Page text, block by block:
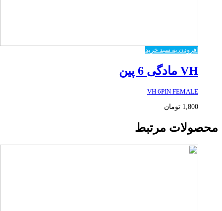
افزودن به سبد خرید
VH مادگی 6 پین
VH 6PIN FEMALE
1,800 تومان
محصولات مرتبط